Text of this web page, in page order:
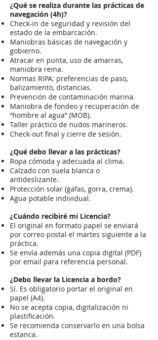
¿Qué se realiza durante las prácticas de
navegación (4h)?
Check-in de seguridad y revisión del
estado de la embarcación.
Maniobras básicas de navegación y
gobierno.
Atracar en punta, uso de amarras,
maniobra reina.
Normas RIPA: preferencias de paso,
balizamiento, distancias.
Prevención de contaminación marina.
Maniobra de fondeo y recuperación de
“hombre al agua” (MOB).
Taller práctico de nudos marineros.
Check-out final y cierre de sesión.
¿Qué debo llevar a las prácticas?
Ropa cómoda y adecuada al clima.
Calzado con suela blanca o
antideslizante.
Protección solar (gafas, gorra, crema).
Agua potable individual.
¿Cuándo recibiré mi Licencia?
El original en formato papel se enviará
por correo postal el martes siguiente a la
práctica.
Se envía además una copia digital (PDF)
por email para referencia personal.
¿Debo llevar la Licencia a bordo?
Sí. Es obligatorio portar el original en
papel (A4).
No se acepta copia, digitalización ni
plastificación.
Se recomienda conservarlo en una bolsa
estanca.